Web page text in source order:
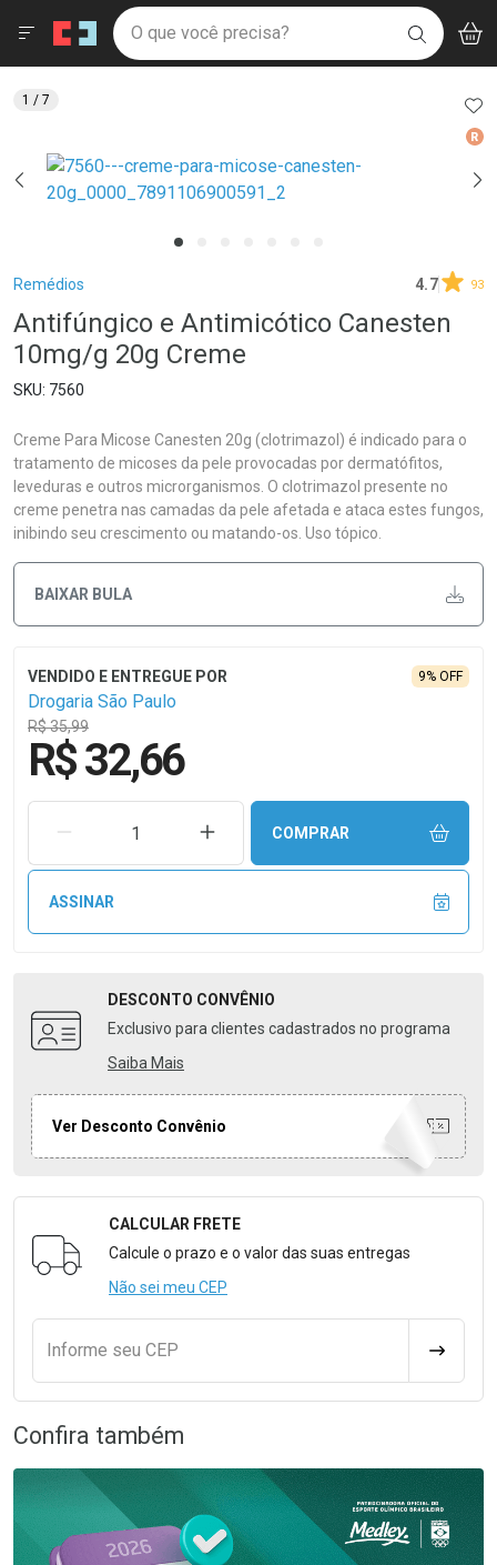
Drogaria São Paulo
Ir direto para a home
pela página
Ir direto para o conteúdo
Ir direto para a busca
Ir direto para a conta
Ir direto para a notificações
Ir direto para o carrinho
Ir direto para o menu
Faça a sua busca
O que você precisa? BUSCAR
Menu
Breadcrumb
Remédios 4.7 93
Antifúngico e Antimicótico Canesten
10mg/g 20g Creme
7560
Creme Para Micose Canesten 20g (clotrimazol) é indicado para o
tratamento de micoses da pele provocadas por dermatófitos,
leveduras e outros microrganismos. O clotrimazol presente no
creme penetra nas camadas da pele afetada e ataca estes fungos,
inibindo seu crescimento ou matando-os. Uso tópico.
BAIXAR BULA
Drogaria São Paulo
R$ 35,99
9% OFF
R$ 32,66
REMOVER UMA UNIDADEAUMENTAR UMA UNIDADE
COMPRAR
ASSINAR
DESCONTO CONVÊNIO
Exclusivo para clientes cadastrados no programa
Saiba Mais
Ver Desconto Convênio
Formulário para Calcular o Frete
CALCULAR FRETE
Calcule o prazo e o valor das suas entregas
Não sei meu CEP
Informe seu CEP
1 / 7
Confira também